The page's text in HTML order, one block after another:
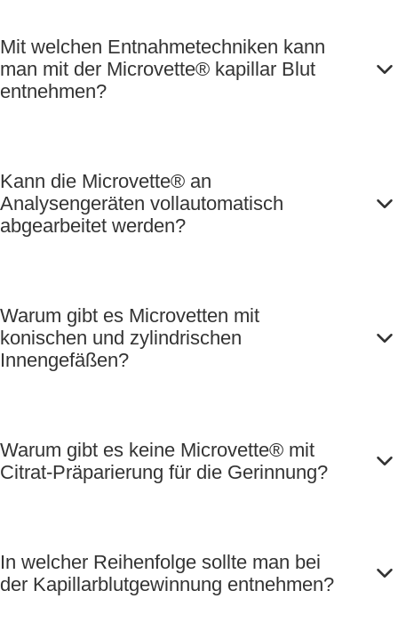
Mit welchen Entnahmetechniken kann
man mit der Microvette® kapillar Blut
entnehmen?
Kann die Microvette® an
Analysengeräten vollautomatisch
abgearbeitet werden?
Warum gibt es Microvetten mit
konischen und zylindrischen
Innengefäßen?
Warum gibt es keine Microvette® mit
Citrat-Präparierung für die Gerinnung?
In welcher Reihenfolge sollte man bei
der Kapillarblutgewinnung entnehmen?